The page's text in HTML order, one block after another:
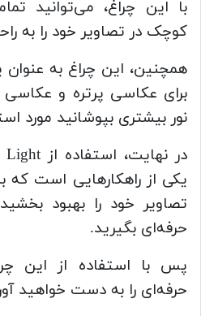
با این چراغ، می‌توانید
کوچک در تصاویر خود را به
همچنین، این چراغ به عنوان
برای عکاسی پرتره و
نور بیشتری بپوشانید مورد
یکی از راهکارهایی است
تصاویر خود را بهبود
حرفه‌ای بگیرید.
پس با استفاده از این
حرفه‌ای را به دست خواهید